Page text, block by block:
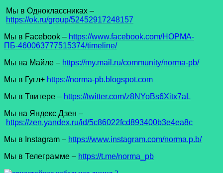
Мы в Одноклассниках –
https://ok.ru/group/52452917248157
Мы в Facеbook – https://www.facebook.com/НОРМА-
ПБ-460063777515374/timeline/
Мы на Майле – https://my.mail.ru/community/norma-pb/
Мы в Гугл+ https://norma-pb.blogspot.com
Мы в Твитере – https://twitter.com/z8NYoBs6Xitx7aL
Мы на Яндекс Дзен –
https://zen.yandex.ru/id/5c86022fcd893400b3e4ea8c
Мы в Instagram – https://www.instagram.com/norma.p.b/
Мы в Телеграмме – https://t.me/norma_pb